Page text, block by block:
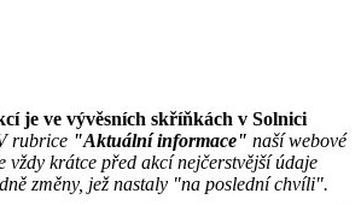
je ve vývěsních skříňkách v Solnici
rubrice "Aktuální informace" naší webové
vždy krátce před akcí nejčerstvější údaje
změny, jež nastaly "na poslední chvíli".